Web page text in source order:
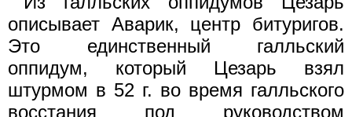
описывает Аварик, центр битуригов.
Это единственный галльский
оппидум, который Цезарь взял
штурмом в 52 г. во время галльского
восстания под руководством